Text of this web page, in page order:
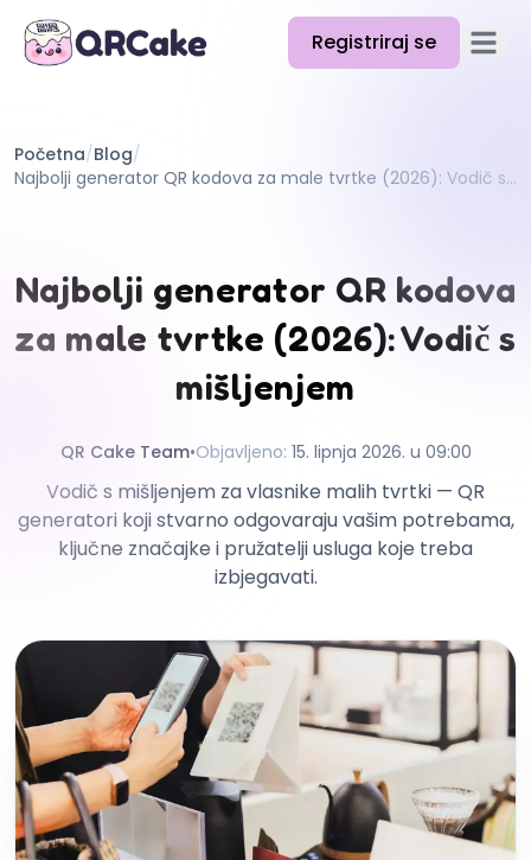
Registriraj se Otvori
Cijene
Dokumentacija
Pomoć
Početna/Blog/
Najbolji generator QR kodova za male tvrtke (2026): Vodič s mišljenjem
Najbolji generator QR kodova
za male tvrtke (2026): Vodič s
mišljenjem
QR Cake Team•Objavljeno: 15. lipnja 2026. u 09:00
Vodič s mišljenjem za vlasnike malih tvrtki — QR
generatori koji stvarno odgovaraju vašim potrebama,
ključne značajke i pružatelji usluga koje treba
izbjegavati.